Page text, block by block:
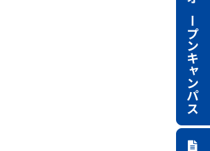
オープンキャンパス